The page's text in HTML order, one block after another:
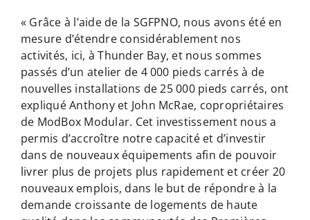
« Grâce à l’aide de la SGFPNO, nous avons été en
mesure d’étendre considérablement nos
activités, ici, à Thunder Bay, et nous sommes
passés d’un atelier de 4 000 pieds carrés à de
nouvelles installations de 25 000 pieds carrés, ont
expliqué Anthony et John McRae, copropriétaires
de ModBox Modular. Cet investissement nous a
permis d’accroître notre capacité et d’investir
dans de nouveaux équipements afin de pouvoir
livrer plus de projets plus rapidement et créer 20
nouveaux emplois, dans le but de répondre à la
demande croissante de logements de haute